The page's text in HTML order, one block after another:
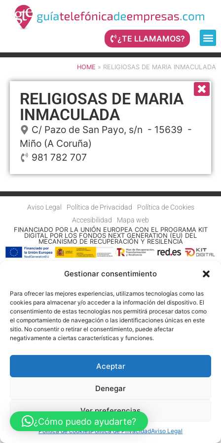
Gestionar consentimiento
Para ofrecer las mejores experiencias, utilizamos tecnologías como las
cookies para almacenar y/o acceder a la información del dispositivo. El
consentimiento de estas tecnologías nos permitirá procesar datos como
el comportamiento de navegación o las identificaciones únicas en este
sitio. No consentir o retirar el consentimiento, puede afectar
negativamente a ciertas características y funciones.
Aceptar
Denegar
Ver preferencias
Política de cookiesPolítica de PrivacidadAviso Legal
¿TE LLAMAMOS?
HOME » RELIGIOSAS DE MARIA INMACULADA
RELIGIOSAS DE MARIA
INMACULADA
C/ Pazo de San Payo, s/n - 15639 -
Miño (A Coruña)
981 782 707
Aviso Legal Política de Privacidad
Política de Cookies
Accesibilidad
Mapa web
FINANCIADO POR LA UNIÓN EUROPEA CON EL PROGRAMA KIT
DIGITAL POR LOS FONDOS NEXT GENERATION (EU) DEL
MECANISMO DE RECUPERACIÓN Y RESILENCIA
¿Cómo puedo ayudarte?